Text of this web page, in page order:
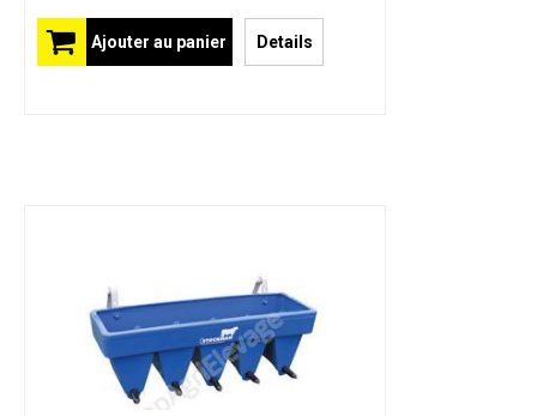
Ajouter au panier Details